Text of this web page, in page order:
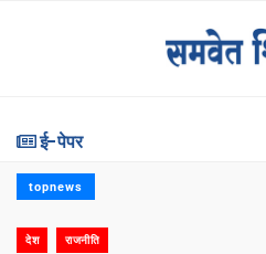
ई-पेपर
topnews
देश राजनीति